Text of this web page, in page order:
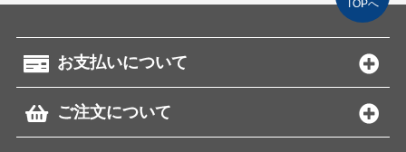
お支払いについて
ご注文について
TOPへ